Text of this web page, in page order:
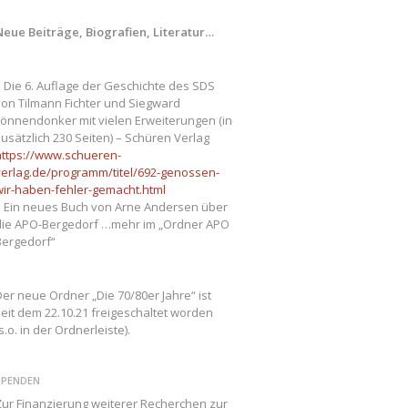
Beiträge, Biografien, Literatur…
Die 6. Auflage der Geschichte des SDS
Tilmann Fichter und Siegward
mit vielen Erweiterungen (in
230 Seiten) – Schüren Verlag
www.schueren-
programm/titel/692-genossen-
haben-fehler-gemacht.html
Ein neues Buch von Arne Andersen über
APO-Bergedorf …mehr im „Ordner APO
neue Ordner „Die 70/80er Jahre“ ist
dem 22.10.21 freigeschaltet worden
in der Ordnerleiste).
Finanzierung weiterer Recherchen zur